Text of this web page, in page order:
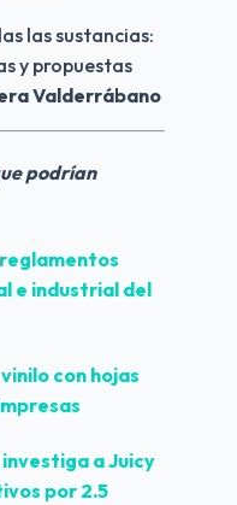
las sustancias:
y propuestas
Valderrábano
podrían
e industrial del
con hojas
a Juicy
por 2.5